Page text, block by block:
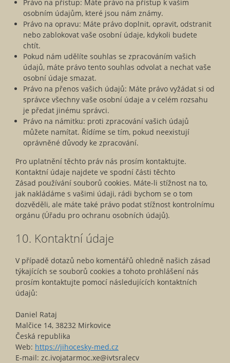
Právo na přístup: Máte právo na přístup k vašim
osobním údajům, které jsou nám známy.
Právo na opravu: Máte právo doplnit, opravit, odstranit
nebo zablokovat vaše osobní údaje, kdykoli budete
chtít.
Pokud nám udělíte souhlas se zpracováním vašich
údajů, máte právo tento souhlas odvolat a nechat vaše
osobní údaje smazat.
Právo na přenos vašich údajů: Máte právo vyžádat si od
správce všechny vaše osobní údaje a v celém rozsahu
je předat jinému správci.
Právo na námitku: proti zpracování vašich údajů
můžete namítat. Řídíme se tím, pokud neexistují
oprávněné důvody ke zpracování.
Pro uplatnění těchto práv nás prosím kontaktujte.
Kontaktní údaje najdete ve spodní části těchto
Zásad používání souborů cookies. Máte-li stížnost na to,
jak nakládáme s vašimi údaji, rádi bychom se o tom
dozvěděli, ale máte také právo podat stížnost kontrolnímu
orgánu (Úřadu pro ochranu osobních údajů).
10. Kontaktní údaje
V případě dotazů nebo komentářů ohledně našich zásad
týkajících se souborů cookies a tohoto prohlášení nás
prosím kontaktujte pomocí následujících kontaktních
údajů:
Daniel Rataj
Malčice 14, 38232 Mirkovice
Česká republika
Web: https://jihocesky-med.cz
E-mail:
vcelarstvi@
ex.com
ratajovi.cz